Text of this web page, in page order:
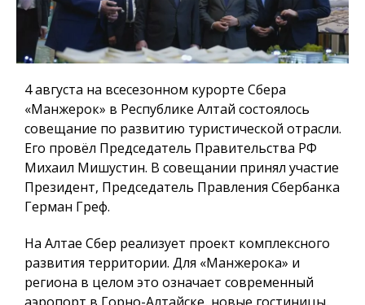
4 августа на всесезонном курорте Сбера
«Манжерок» в Республике Алтай состоялось
совещание по развитию туристической отрасли.
Его провёл Председатель Правительства РФ
Михаил Мишустин. В совещании принял участие
Президент, Председатель Правления Сбербанка
Герман Греф.
На Алтае Сбер реализует проект комплексного
развития территории. Для «Манжерока» и
региона в целом это означает современный